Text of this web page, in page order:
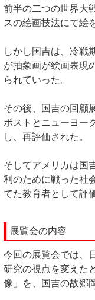
前半の二つの世界大
スの絵画技法にて絵
しかし国吉は、冷戦
が抽象画が絵画表現
られていった。
その後、国吉の回顧
ポストとニューヨー
し、再評価された。
そしてアメリカは国
利のために戦った社
てた教育者として評
展覧会の内容
今回の展覧会では、
研究の視点を変えた
像」を、国吉の故郷